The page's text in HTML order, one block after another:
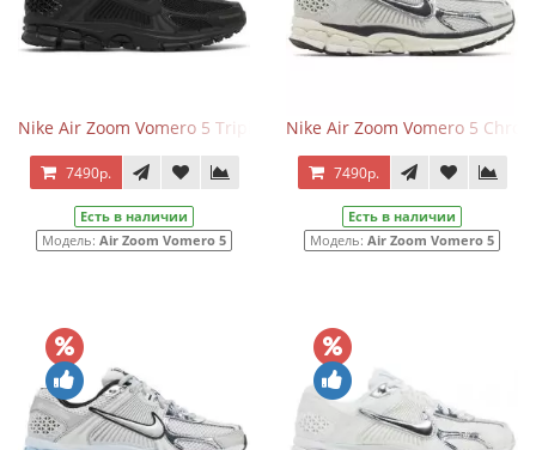
Nike Air Zoom Vomero 5 Triple Black
7490р.
Есть в наличии
Модель: Air Zoom Vomero 5
Nike Air Zoom Vomero 5
7490р.
Есть в наличии
Модель: Air Zoom Vomero 5